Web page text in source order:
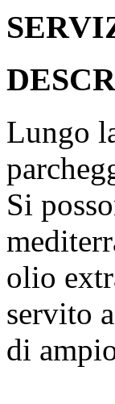
Lungo
Si
olio
servito
di